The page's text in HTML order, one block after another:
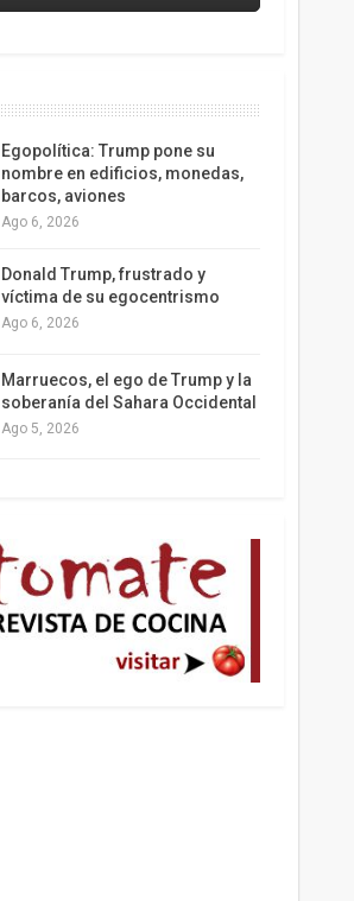
Egopolítica: Trump pone su
nombre en edificios, monedas,
barcos, aviones
Ago 6, 2026
Donald Trump, frustrado y
víctima de su egocentrismo
Ago 6, 2026
Marruecos, el ego de Trump y la
soberanía del Sahara Occidental
Ago 5, 2026